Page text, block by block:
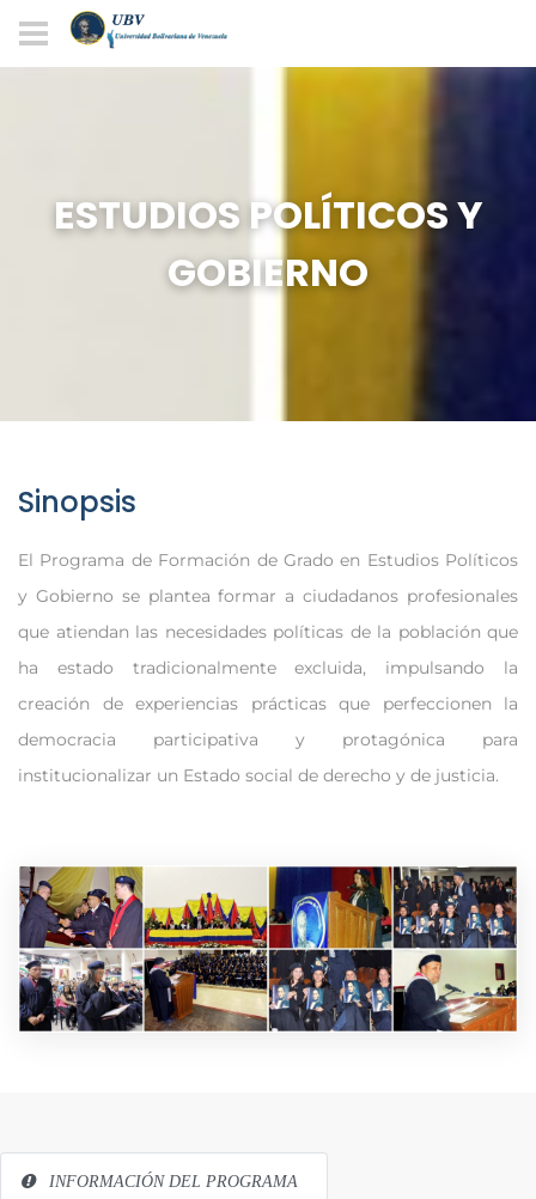
ESTUDIOS POLÍTICOS Y
GOBIERNO
Sinopsis
El Programa de Formación de Grado en Estudios Políticos
y Gobierno se plantea formar a ciudadanos profesionales
que atiendan las necesidades políticas de la población que
ha estado tradicionalmente excluida, impulsando la
creación de experiencias prácticas que perfeccionen la
democracia participativa y protagónica para
institucionalizar un Estado social de derecho y de justicia.
INFORMACIÓN DEL PROGRAMA